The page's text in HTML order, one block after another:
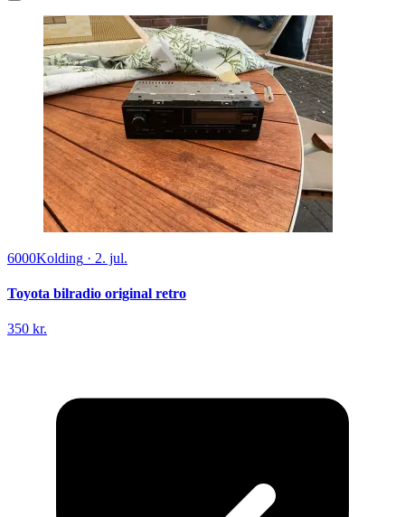
6000Kolding · 2. jul.
Toyota bilradio original retro
350 kr.